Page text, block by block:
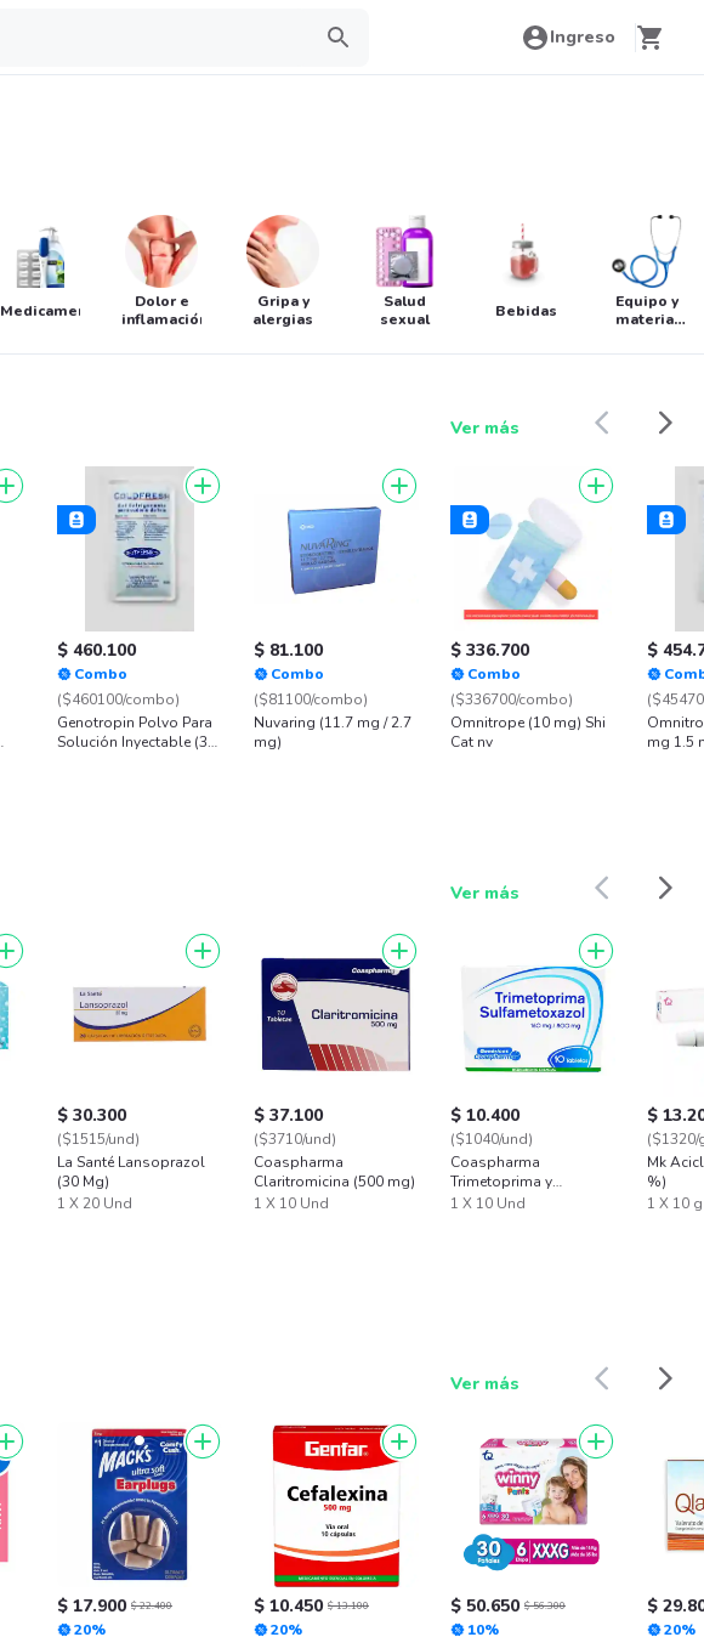
Ingreso
Medicamentos
Dolor e
inflamación
Gripa y
alergias
Salud
sexual
Bebidas
Equipo y
material
Ver más
$ 460.100
Combo
($460100/combo)
Genotropin Polvo Para
Solución Inyectable (36
$ 81.100
Combo
($81100/combo)
Nuvaring (11.7 mg / 2.7
mg)
$ 336.700
Combo
($336700/combo)
Omnitrope (10 mg) Shi
Cat nv
$
mg 1.5
Ver más
$ 30.300
($1515/und)
La Santé Lansoprazol
(30 Mg)
1 X 20 Und
$ 37.100
($3710/und)
Coaspharma
Claritromicina (500 mg)
1 X 10 Und
$ 10.400
($1040/und)
Coaspharma
Trimetoprima y
Sulfametoxazol (160
1 X 10 Und
$
($1320/
Mk
%)
1 X 10 g
Ver más
$ 17.900 $ 22.400
20%
$ 10.450 $ 13.100
20%
$ 50.650 $ 56.300
10%
$
20%